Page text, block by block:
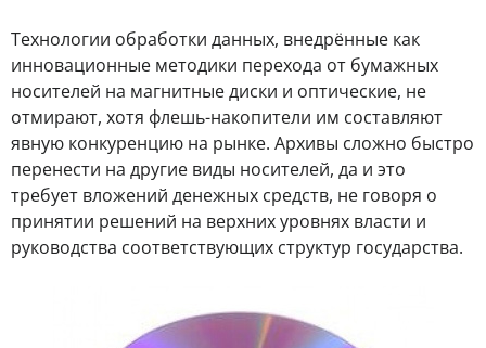
Технологии обработки данных, внедрённые как
инновационные методики перехода от бумажных
носителей на магнитные диски и оптические, не
отмирают, хотя флешь-накопители им составляют
явную конкуренцию на рынке. Архивы сложно быстро
перенести на другие виды носителей, да и это
требует вложений денежных средств, не говоря о
принятии решений на верхних уровнях власти и
руководства соответствующих структур государства.